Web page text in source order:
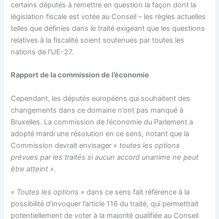
certains députés à remettre en question la façon dont la
législation fiscale est votée au Conseil – les règles actuelles
telles que définies dans le traité exigeant que les questions
relatives à la fiscalité soient soutenues par toutes les
nations de l’UE-27.
Rapport de la commission de l’économie
Cependant, les députés européens qui souhaitent des
changements dans ce domaine n’ont pas manqué à
Bruxelles. La commission de l’économie du Parlement a
adopté mardi une résolution en ce sens, notant que la
Commission devrait envisager « toutes les options
prévues par les traités si aucun accord unanime ne peut
être atteint ».
« Toutes les options » dans ce sens fait référence à la
possibilité d’invoquer l’article 116 du traité, qui permettrait
potentiellement de voter à la majorité qualifiée au Conseil